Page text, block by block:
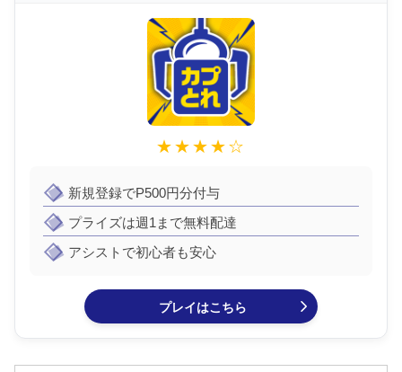
★★★★☆
新規登録でP500円分付与
プライズは週1まで無料配達
アシストで初心者も安心
プレイはこちら